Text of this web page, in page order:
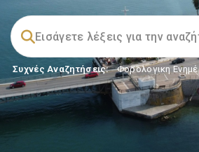
Συχνές Αναζητήσεις: Φορολογικη